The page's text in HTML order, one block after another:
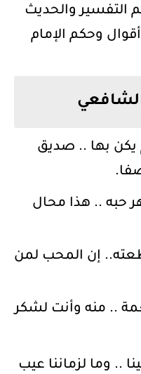
التفسير والحديث
وحكم الإمام
يكن بها .. صديق
حبه .. هذا محال
إن المحب لمن
.. منه وأنت لشكر
.. وما لزماننا عيب